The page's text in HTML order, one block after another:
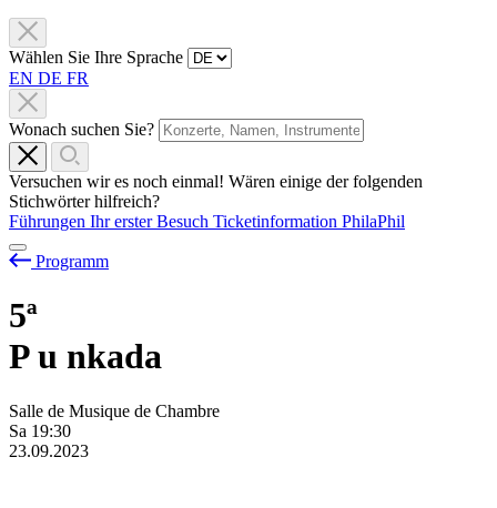
Wählen Sie Ihre Sprache
EN DE FR
Wonach suchen Sie?
Versuchen wir es noch einmal! Wären einige der folgenden
Stichwörter hilfreich?
Führungen Ihr erster Besuch Ticketinformation PhilaPhil
Programm
5ª
Pu nkada
Salle de Musique de Chambre
Sa 19:30
23.09.2023